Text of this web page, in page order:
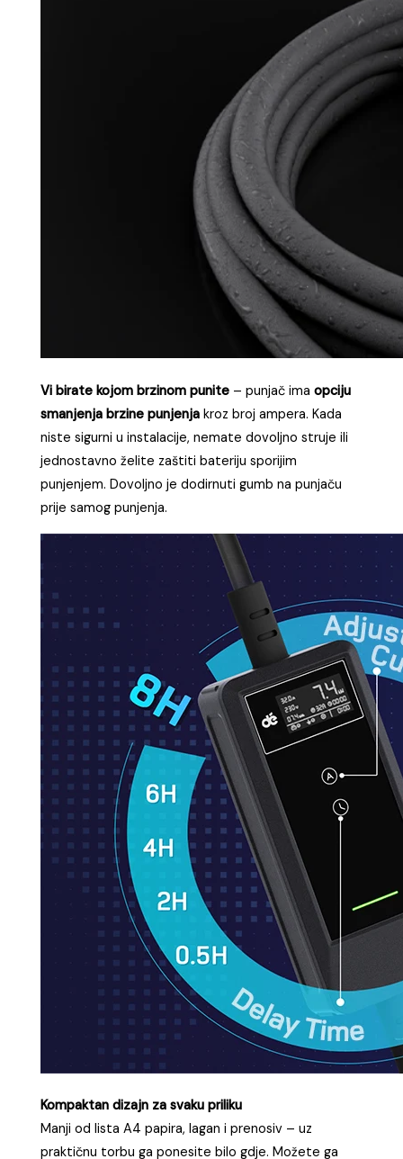
Vi birate kojom brzinom punite – punjač imaopciju
smanjenja brzine punjenja kroz broj ampera. Kada
niste sigurni u instalacije, nemate dovoljno struje ili
jednostavno želite zaštiti bateriju sporijim
punjenjem. Dovoljno je dodirnuti gumb na punjaču
prije samog punjenja.
Kompaktan dizajn za svaku priliku
Manji od lista A4 papira, lagan i prenosiv – uz
praktičnu torbu ga ponesite bilo gdje. Možete ga